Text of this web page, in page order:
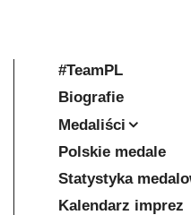
#TeamPL
Biografie
Medaliści
Polskie medale
Statystyka
Kalendarz imprez